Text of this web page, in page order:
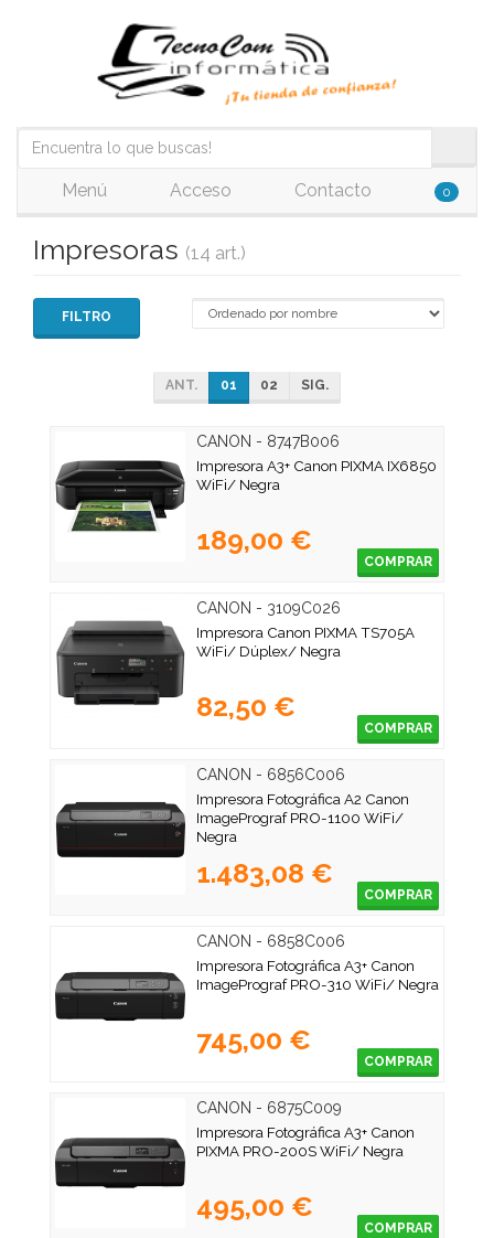
Menú Acceso Contacto 0
Impresoras (14 art.)
FILTRO
ANT. 01 02 SIG.
CANON - 8747B006
Impresora A3+ Canon PIXMA IX6850
WiFi/ Negra
189,00 €
COMPRAR
CANON - 3109C026
Impresora Canon PIXMA TS705A
WiFi/ Dúplex/ Negra
82,50 €
COMPRAR
CANON - 6856C006
Impresora Fotográfica A2 Canon
ImagePrograf PRO-1100 WiFi/
Negra
1.483,08 €
COMPRAR
CANON - 6858C006
Impresora Fotográfica A3+ Canon
ImagePrograf PRO-310 WiFi/ Negra
745,00 €
COMPRAR
CANON - 6875C009
Impresora Fotográfica A3+ Canon
PIXMA PRO-200S WiFi/ Negra
495,00 €
COMPRAR